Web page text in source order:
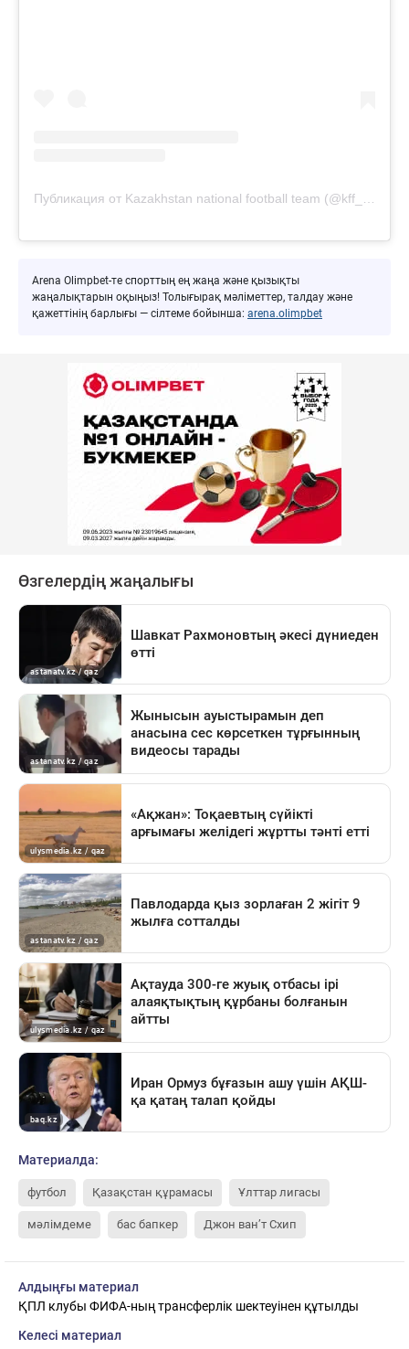
Arena Olimpbet-те спорттың ең жаңа және қызықты
жаңалықтарын оқыңыз! Толығырақ мәліметтер, талдау және
қажеттінің барлығы — сілтеме бойынша: arena.olimpbet
Материалда:
футбол Қазақстан құрамасы Ұлттар лигасы
мәлімдеме бас бапкер Джон ван’т Схип
Алдыңғы материал
ҚПЛ клубы ФИФА-ның трансферлік шектеуінен құтылды
Келесі материал